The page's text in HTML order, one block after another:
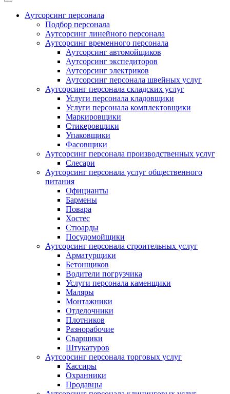
Аутсорсинг персонала
Подбор персонала
Аутсорсинг линейного персонала
Аутсорсинг временного персонала
Аутсорсинг автомойщиков
Аутсорсинг экспедиторов
Аутсорсинг электриков
Аутсорсинг персонала швейных услуг
Аутсорсинг персонала складских услуг
Услуги персонала кладовщики
Услуги персонала комплектовщики
Маркировщики
Стикеровщики
Упаковщики
Фасовщики
Аутсорсинг персонала производственных услуг
Слесари
Аутсорсинг персонала услуг общественного
питания
Официанты
Бармены
Повара
Хостес
Cтюарды
Посудомойщики
Аутсорсинг персонала строительных услуг
Арматурщики
Бетонщиков
Водители погрузчика
Услуги персонала каменщики
Маляры
Монтажники
Отделочники
Плотников
Разнорабочие
Сварщики
Штукатуров
Аутсорсинг персонала торговых услуг
Кассиры
Охранники
Продавцы